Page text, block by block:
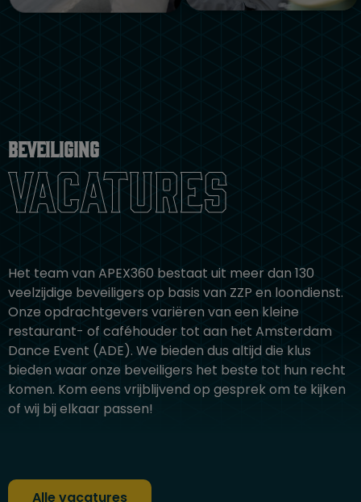
Beveiliging
vacatures
Het team van APEX360 bestaat uit meer dan 130
veelzijdige beveiligers op basis van ZZP en loondienst.
Onze opdrachtgevers variëren van een kleine
restaurant- of caféhouder tot aan het Amsterdam
Dance Event (ADE). We bieden dus altijd die klus
bieden waar onze beveiligers het beste tot hun recht
komen. Kom eens vrijblijvend op gesprek om te kijken
of wij bij elkaar passen!
Alle vacatures